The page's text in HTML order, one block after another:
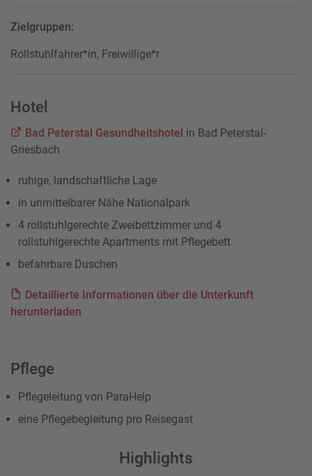
Zielgruppen:
Rollstuhlfahrer*in, Freiwillige*r
Hotel
Bad Peterstal Gesundheitshotel in Bad Peterstal-
Griesbach
ruhige, landschaftliche Lage
in unmittelbarer Nähe Nationalpark
4 rollstuhlgerechte Zweibettzimmer und 4
rollstuhlgerechte Apartments mit Pflegebett
befahrbare Duschen
Detaillierte Informationen über die Unterkunft
herunterladen
Pflege
Pflegeleitung von ParaHelp
eine Pflegebegleitung pro Reisegast
Highlights